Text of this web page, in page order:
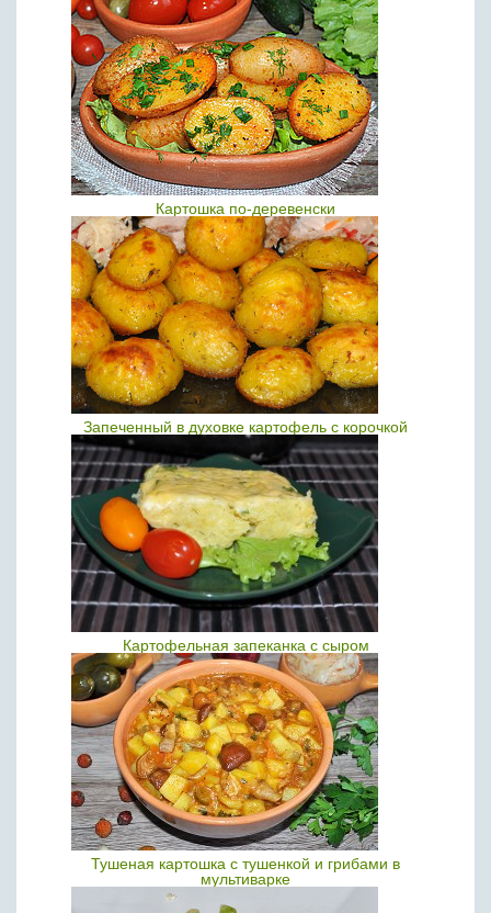
Картошка по-деревенски
Запеченный в духовке картофель с корочкой
Картофельная запеканка с сыром
Тушеная картошка с тушенкой и грибами в
мультиварке